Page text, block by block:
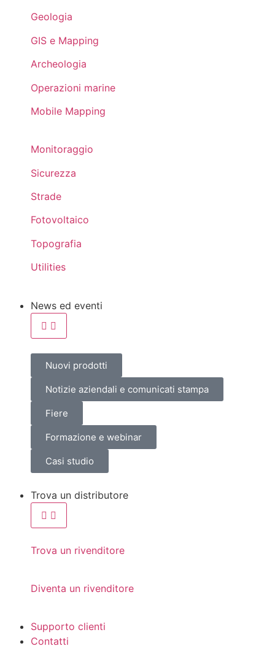
Geologia
GIS e Mapping
Archeologia
Operazioni marine
Mobile Mapping
Monitoraggio
Sicurezza
Strade
Fotovoltaico
Topografia
Utilities
News ed eventi
Nuovi prodotti
Notizie aziendali e comunicati stampa
Fiere
Formazione e webinar
Casi studio
Trova un distributore
Trova un rivenditore
Diventa un rivenditore
Supporto clienti
Contatti